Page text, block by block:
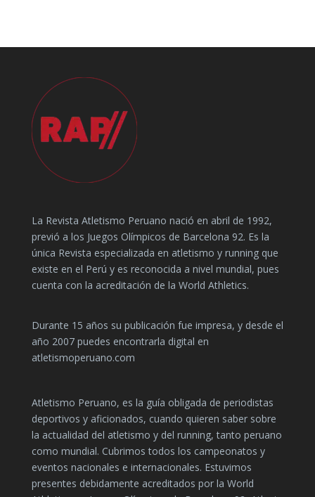
La Revista Atletismo Peruano nació en abril de 1992,
previó a los Juegos Olímpicos de Barcelona 92. Es la
única Revista especializada en atletismo y running que
existe en el Perú y es reconocida a nivel mundial, pues
cuenta con la acreditación de la World Athletics.
Durante 15 años su publicación fue impresa, y desde el
año 2007 puedes encontrarla digital en
atletismoperuano.com
Atletismo Peruano, es la guía obligada de periodistas
deportivos y aficionados, cuando quieren saber sobre
la actualidad del atletismo y del running, tanto peruano
como mundial. Cubrimos todos los campeonatos y
eventos nacionales e internacionales. Estuvimos
presentes debidamente acreditados por la World